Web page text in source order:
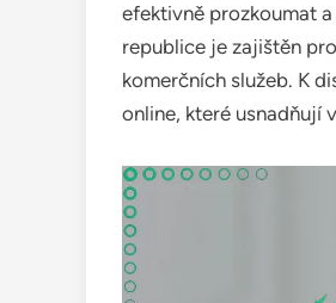
efektivně prozkoumat
republice je zajištěn
komerčních služeb. K
online, které usnadňují